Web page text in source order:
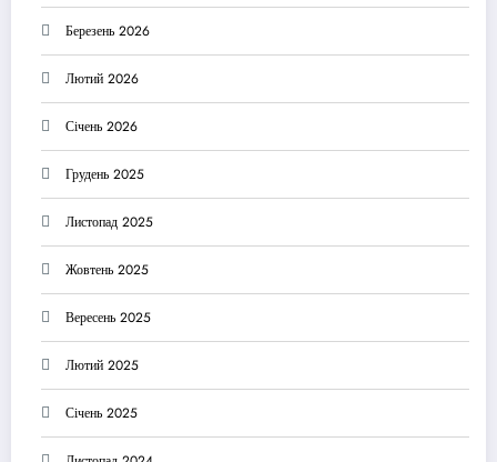
Березень 2026
Лютий 2026
Січень 2026
Грудень 2025
Листопад 2025
Жовтень 2025
Вересень 2025
Лютий 2025
Січень 2025